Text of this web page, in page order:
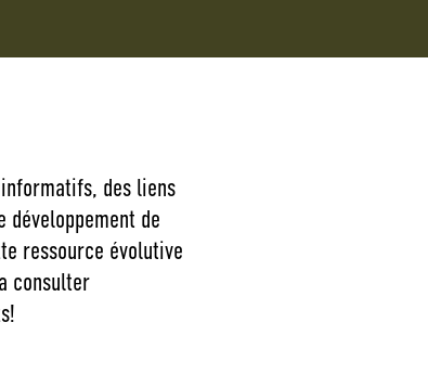
des liens
de
ressource évolutive
consulter